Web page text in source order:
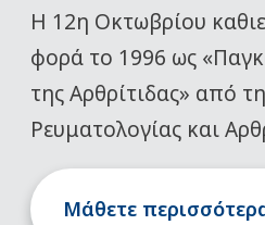
Η 12η Οκτωβρίου
φορά το 1996 ως
της Αρθρίτιδας» από
Ρευματολογίας και
Μάθετε